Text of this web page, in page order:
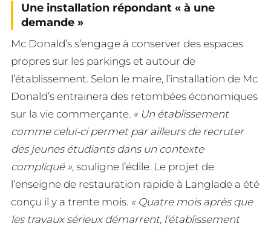
Une installation répondant « à une
demande »
Mc Donald’s s’engage à conserver des espaces
propres sur les parkings et autour de
l’établissement. Selon le maire, l’installation de Mc
Donald’s entrainera des retombées économiques
sur la vie commerçante. « Un établissement
comme celui-ci permet par ailleurs de recruter
des jeunes étudiants dans un contexte
compliqué », souligne l’édile. Le projet de
l’enseigne de restauration rapide à Langlade a été
conçu il y a trente mois. « Quatre mois après que
les travaux sérieux démarrent, l’établissement